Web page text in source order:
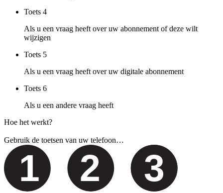
Toets 4
Als u een vraag heeft over uw abonnement of deze wilt
wijzigen
Toets 5
Als u een vraag heeft over uw digitale abonnement
Toets 6
Als u een andere vraag heeft
Hoe het werkt?
Gebruik de toetsen van uw telefoon…
1 2
3